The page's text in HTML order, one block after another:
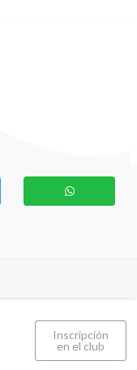
Inscripción
en el club